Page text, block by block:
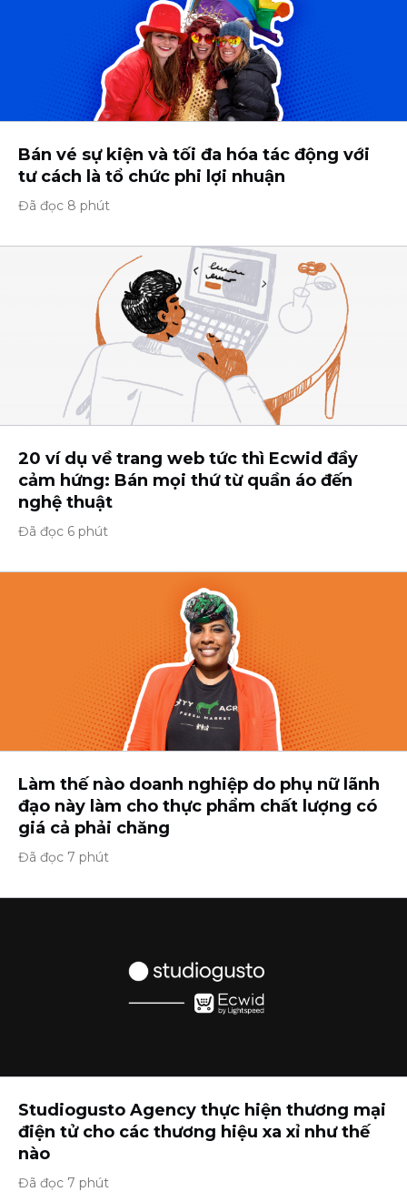
Bán vé sự kiện và tối đa hóa tác động với
tư cách là tổ chức phi lợi nhuận
Đã đọc 8 phút
20 ví dụ về trang web tức thì Ecwid đầy
cảm hứng: Bán mọi thứ từ quần áo đến
nghệ thuật
Đã đọc 6 phút
Làm thế nào doanh nghiệp do phụ nữ lãnh
đạo này làm cho thực phẩm chất lượng có
giá cả phải chăng
Đã đọc 7 phút
Studiogusto Agency thực hiện thương mại
điện tử cho các thương hiệu xa xỉ như thế
nào
Đã đọc 7 phút